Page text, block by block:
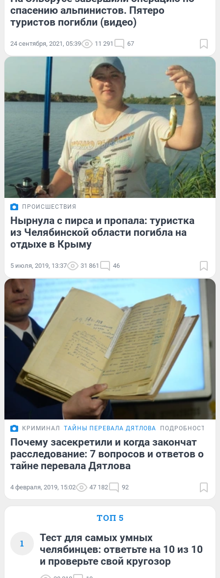
спасению альпинистов. Пятеро
туристов погибли (видео)
24 сентября, 2021, 05:39 11 291 67
ПРОИСШЕСТВИЯ
Нырнула с пирса и пропала: туристка
из Челябинской области погибла на
отдыхе в Крыму
5 июля, 2019, 13:37 31 861 46
КРИМИНАЛ ТАЙНЫ ПЕРЕВАЛА ДЯТЛОВА ПОДРОБНОСТИ
Почему засекретили и когда закончат
расследование: 7 вопросов и ответов о
тайне перевала Дятлова
4 февраля, 2019, 15:02 47 182 92
ТОП 5
1
Тест для самых умных
челябинцев: ответьте на 10 из 10
и проверьте свой кругозор